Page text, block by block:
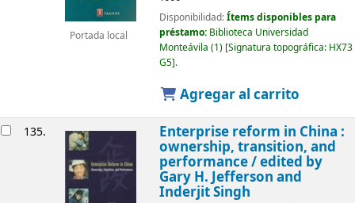
Portada local
Disponibilidad:Ítems disponibles para
préstamo: Biblioteca Universidad
Monteávila (1) Signatura topográfica: HX73
G5 .
Agregar al carrito
135. Enterprise reform in China :
ownership, transition, and
performance /edited by
Gary H. Jefferson and
Inderjit Singh